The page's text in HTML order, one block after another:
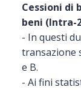
Cessioni di
beni (Intra-
- In questi
transazione
e B.
- Ai fini